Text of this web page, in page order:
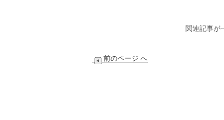
関連記事が
前のページ へ